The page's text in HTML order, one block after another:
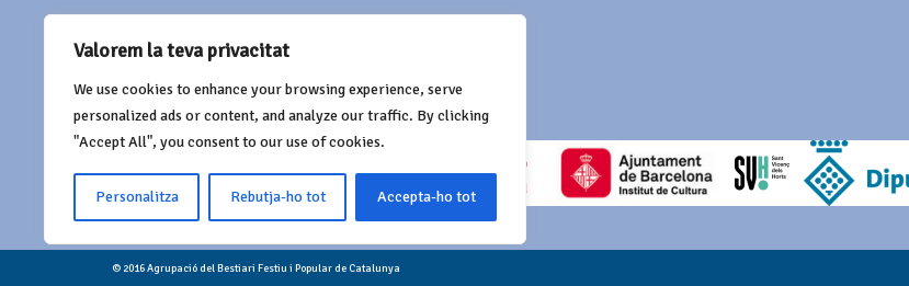
Valorem la teva privacitat
We use cookies to enhance your browsing experience, serve
personalized ads or content, and analyze our traffic. By clicking
"Accept All", you consent to our use of cookies.
Personalitza Rebutja-ho tot Accepta-ho tot
© 2016 Agrupació del Bestiari Festiu i Popular de Catalunya